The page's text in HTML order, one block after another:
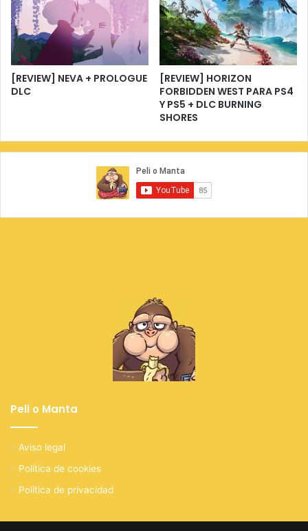
[REVIEW] NEVA + PROLOGUE
DLC
[REVIEW] HORIZON
FORBIDDEN WEST PARA PS4
Y PS5 + DLC BURNING
SHORES
Peli o Manta
Aviso legal
Política de cookies
Política de privacidad